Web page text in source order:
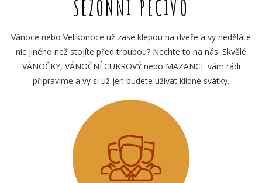
SEZÓNNÍ PEČIVO
Vánoce nebo Velikonoce už zase klepou na dveře a vy neděláte
nic jiného než stojíte před troubou? Nechte to na nás. Skvělé
VÁNOČKY, VÁNOČNÍ CUKROVÝ nebo MAZANCE vám rádi
připravíme a vy si už jen budete užívat klidné svátky.